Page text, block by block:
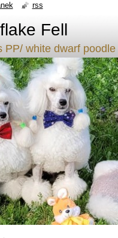
Fell
white dwarf
rss